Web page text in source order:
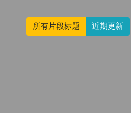
所有片段标题 近期更新